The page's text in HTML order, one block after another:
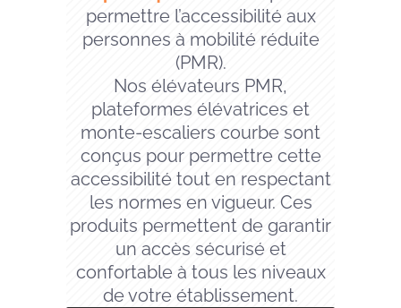
permettre l’accessibilité aux
personnes à mobilité réduite
(PMR).
Nos élévateurs PMR,
plateformes élévatrices et
monte-escaliers courbe sont
conçus pour permettre cette
accessibilité tout en respectant
les normes en vigueur. Ces
produits permettent de garantir
un accès sécurisé et
confortable à tous les niveaux
de votre établissement.